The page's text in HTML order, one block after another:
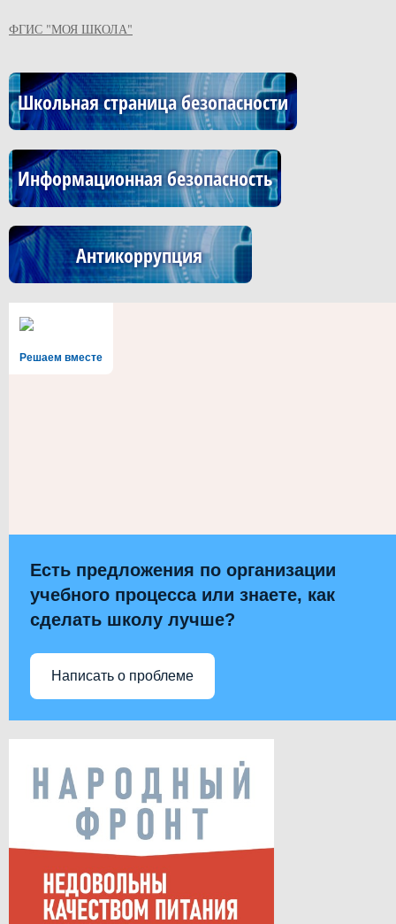
ФГИС "МОЯ ШКОЛА"
Школьная страница безопасности
Информационная безопасность
Антикоррупция
Решаем вместе
Есть предложения по организации
учебного процесса или знаете, как
сделать школу лучше?
Написать о проблеме